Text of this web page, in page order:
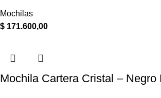
Mochilas
$ 171.600,00
Mochila Cartera Cristal – Negro